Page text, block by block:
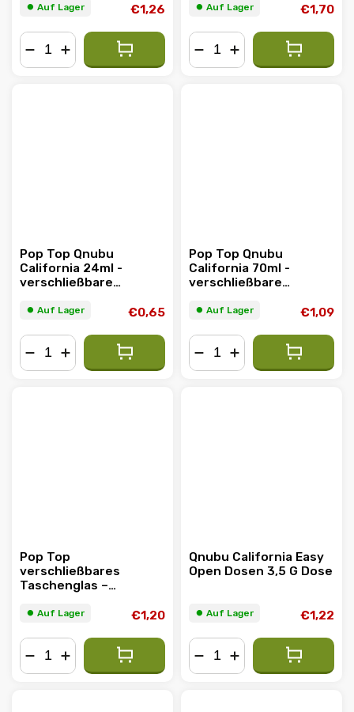
⏺︎ Auf Lager €1,26 ⏺︎ Auf Lager €1,70
Pop Top Qnubu
California 24ml -
verschließbare
⏺︎ Auf Lager €0,65
Pop Top Qnubu
California 70ml -
verschließbare
⏺︎ Auf Lager €1,09
Pop Top
verschließbares
Taschenglas –
⏺︎ Auf Lager €1,20
Qnubu California Easy
Open Dosen 3,5 G Dose
⏺︎ Auf Lager €1,22